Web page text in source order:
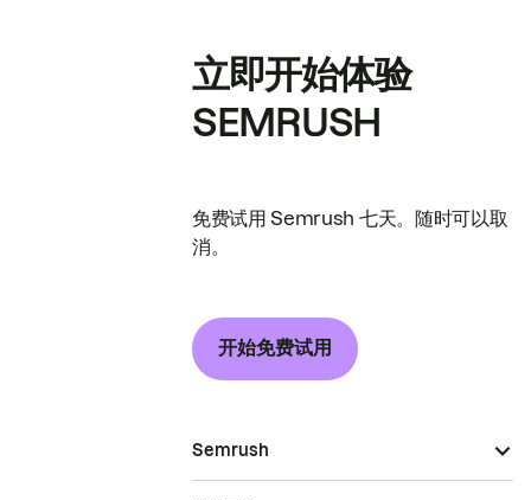
立即开始体验
SEMRUSH
免费试用 Semrush 七天。随时可以取
消。
开始免费试用
Semrush